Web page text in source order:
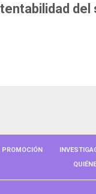
del
PROMOCIÓN